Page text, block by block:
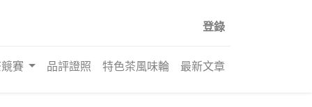
登錄
賽 品評證照 特色茶風味輪 最新文章